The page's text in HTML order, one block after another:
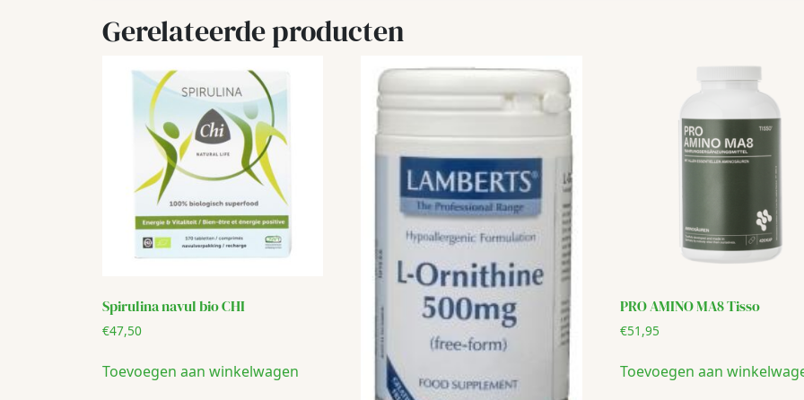
Gerelateerde producten
Spirulina navul bio CHI
€47,50
Toevoegen aan winkelwagen
PRO AMINO MA8 Tisso
€51,95
Toevoegen aan